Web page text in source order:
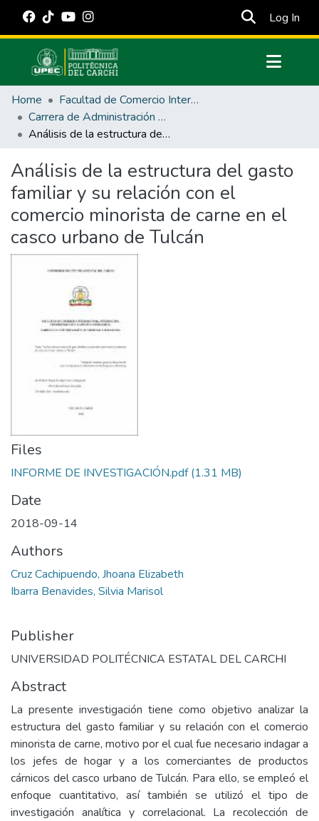
Log In
Communities & Collections
All of DSpace
Statistics
Estadísticas Externas
Manuales
Home
Facultad de Comercio Internacional, Integración, Administración y Economía Empresarial
Carrera de Administración de Empresas y Marketing
Análisis de la estructura del gasto familiar y su relación con el comercio minorista de carne en el casco urbano de Tulcán
Análisis de la estructura del gasto
familiar y su relación con el
comercio minorista de carne en el
casco urbano de Tulcán
Files
INFORME DE INVESTIGACIÓN.pdf(1.31 MB)
Date
2018-09-14
Authors
Cruz Cachipuendo, Jhoana Elizabeth
Ibarra Benavides, Silvia Marisol
Publisher
UNIVERSIDAD POLITÉCNICA ESTATAL DEL CARCHI
Abstract
La presente investigación tiene como objetivo analizar la
estructura del gasto familiar y su relación con el comercio
minorista de carne, motivo por el cual fue necesario indagar a
los jefes de hogar y a los comerciantes de productos
cárnicos del casco urbano de Tulcán. Para ello, se empleó el
enfoque cuantitativo, así también se utilizó el tipo de
investigación analítica y correlacional. La recolección de